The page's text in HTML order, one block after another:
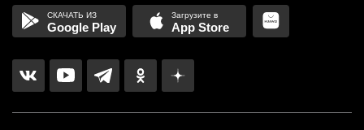
Google Play App Store